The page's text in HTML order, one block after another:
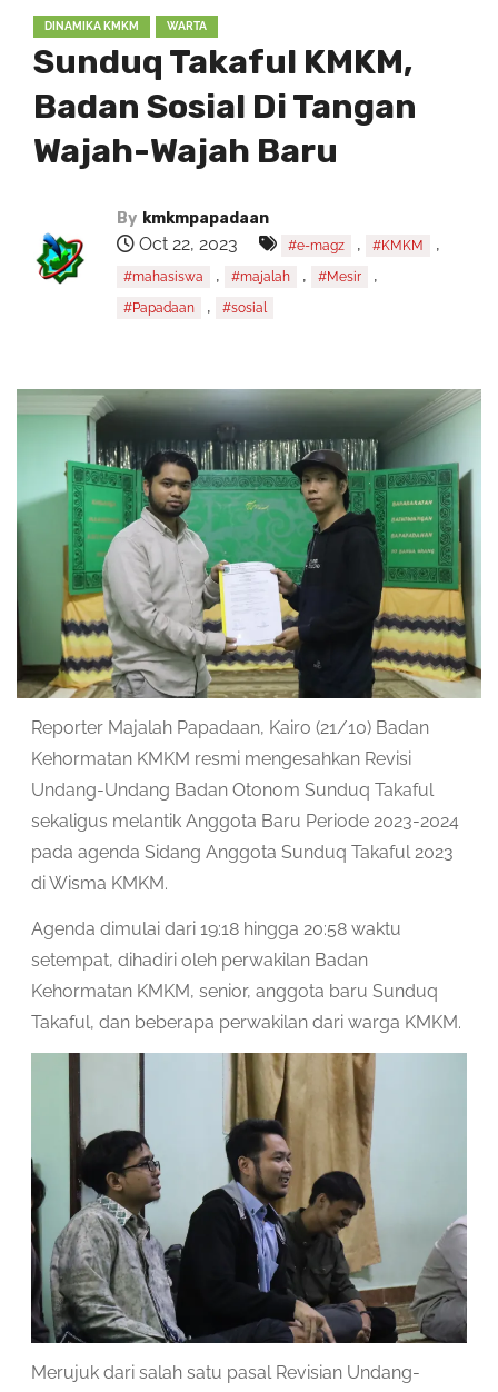
DINAMIKA KMKM WARTA
Sunduq Takaful KMKM,
Badan Sosial Di Tangan
Wajah-Wajah Baru
By kmkmpapadaan
Oct 22, 2023 #e-magz , #KMKM ,
#mahasiswa , #majalah , #Mesir ,
#Papadaan , #sosial
Reporter Majalah Papadaan, Kairo (21/10) Badan
Kehormatan KMKM resmi mengesahkan Revisi
Undang-Undang Badan Otonom Sunduq Takaful
sekaligus melantik Anggota Baru Periode 2023-2024
pada agenda Sidang Anggota Sunduq Takaful 2023
di Wisma KMKM.
Agenda dimulai dari 19:18 hingga 20:58 waktu
setempat, dihadiri oleh perwakilan Badan
Kehormatan KMKM, senior, anggota baru Sunduq
Takaful, dan beberapa perwakilan dari warga KMKM.
Merujuk dari salah satu pasal Revisian Undang-